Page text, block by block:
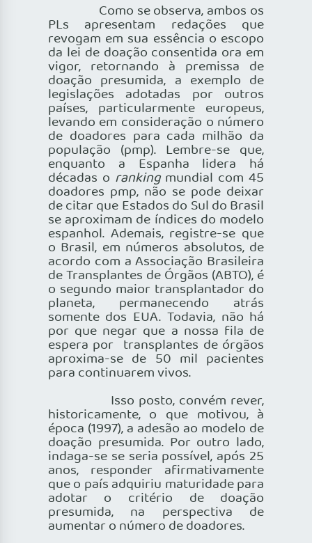
Como se observa, ambos os
PLs apresentam redações que
revogam em sua essência o escopo
da lei de doação consentida ora em
vigor, retornando à premissa de
doação presumida, a exemplo de
legislações adotadas por outros
países, particularmente europeus,
levando em consideração o número
de doadores para cada milhão da
população (pmp). Lembre-se que,
enquanto a Espanha lidera há
décadas o rankingmundial com 45
doadores pmp, não se pode deixar
de citar que Estados do Sul do Brasil
se aproximam de índices do modelo
espanhol. Ademais, registre-se que
o Brasil, em números absolutos, de
acordo com a Associação Brasileira
de Transplantes de Órgãos (ABTO), é
o segundo maior transplantador do
planeta, permanecendo atrás
somente dos EUA. Todavia, não há
por que negar que a nossa fila de
espera por transplantes de órgãos
aproxima-se de 50 mil pacientes
para continuarem vivos.
Isso posto, convém rever,
historicamente, o que motivou, à
época (1997), a adesão ao modelo de
doação presumida. Por outro lado,
indaga-se se seria possível, após 25
anos, responder afirmativamente
que o país adquiriu maturidade para
adotar o critério de doação
presumida, na perspectiva de
aumentar o número de doadores.